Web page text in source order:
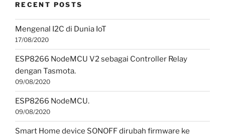
RECENT POSTS
Mengenal I2C di Dunia IoT
17/08/2020
ESP8266 NodeMCU V2 sebagai Controller Relay
dengan Tasmota.
09/08/2020
ESP8266 NodeMCU.
09/08/2020
Smart Home device SONOFF dirubah firmware ke